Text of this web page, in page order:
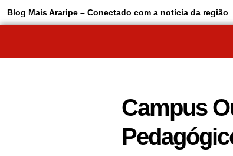
Blog Mais Araripe – Conectado com a notícia da região
Campus